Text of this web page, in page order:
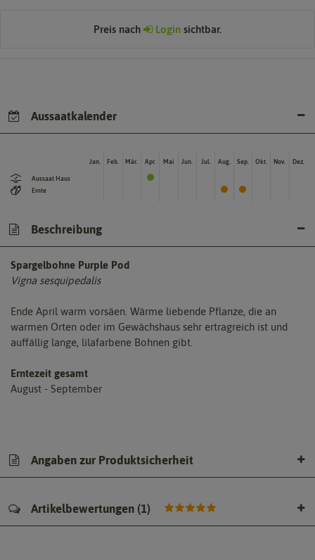
Preis nach Login sichtbar.
Aussaatkalender
Aussaat Haus
Ernte
Jan. Feb. Mär. Apr. Mai Jun. Jul. Aug. Sep. Okt. Nov. Dez.
Beschreibung
Spargelbohne Purple Pod
Vigna sesquipedalis
Ende April warm vorsäen. Wärme liebende Pflanze, die an
warmen Orten oder im Gewächshaus sehr ertragreich ist und
auffällig lange, lilafarbene Bohnen gibt.
Erntezeit gesamt
August - September
Angaben zur Produktsicherheit
Artikelbewertungen (1)